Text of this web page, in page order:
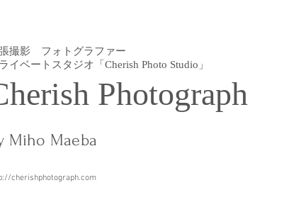
撮影 フォトグラファー
イベートスタジオ「Cherish Photo Studio」
Photograph
Miho Maeba
cherishphotograph.com